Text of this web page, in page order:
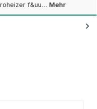
f&uu… Mehr